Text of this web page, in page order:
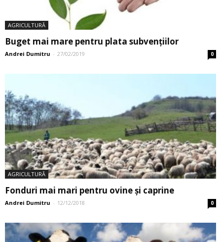
AGRICULTURĂ
Buget mai mare pentru plata subvențiilor
Andrei Dumitru - 27/02/2019 0
AGRICULTURĂ
Fonduri mai mari pentru ovine și caprine
Andrei Dumitru - 12/12/2018 0